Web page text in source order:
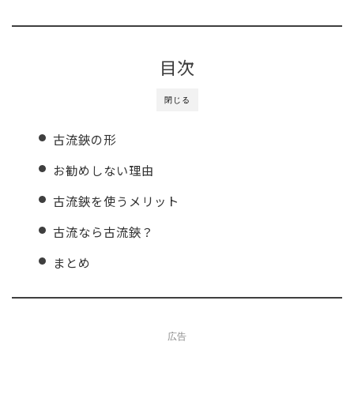
閉じる
目次
古流鋏の形
お勧めしない理由
古流鋏を使うメリット
古流なら古流鋏？
まとめ
広告